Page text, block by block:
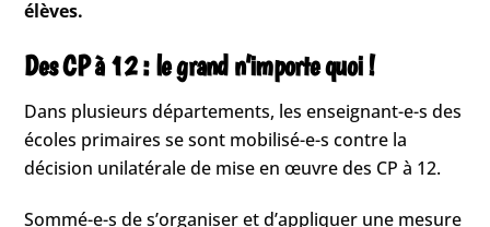
élèves.
Des CP à 12 : le grand n’importe quoi !
Dans plusieurs départements, les enseignant-e-s des
écoles primaires se sont mobilisé-e-s contre la
décision unilatérale de mise en œuvre des CP à 12.
Sommé-e-s de s’organiser et d’appliquer une mesure